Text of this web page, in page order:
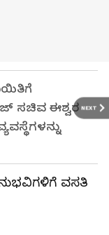
NEXT
ಸಚಿವ ಈಶ್ವರ
ವಸತಿ